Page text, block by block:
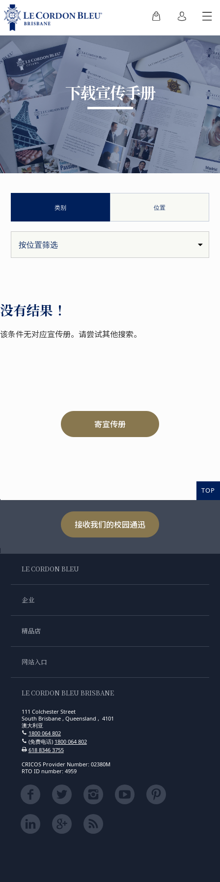
下载宣传手册
类别 位置
没有结果 ！
该条件无对应宣传册。请尝试其他搜索。
寄宣传册
TOP
接收我们的校园通迅
LE CORDON BLEU
企业
精品店
网站入口
LE CORDON BLEU BRISBANE
111 Colchester Street
South Brisbane , Queensland , 4101
澳大利亚
1800 064 802
(免费电话) 1800 064 802
618 8346 3755
CRICOS Provider Number: 02380M
RTO ID number: 4959